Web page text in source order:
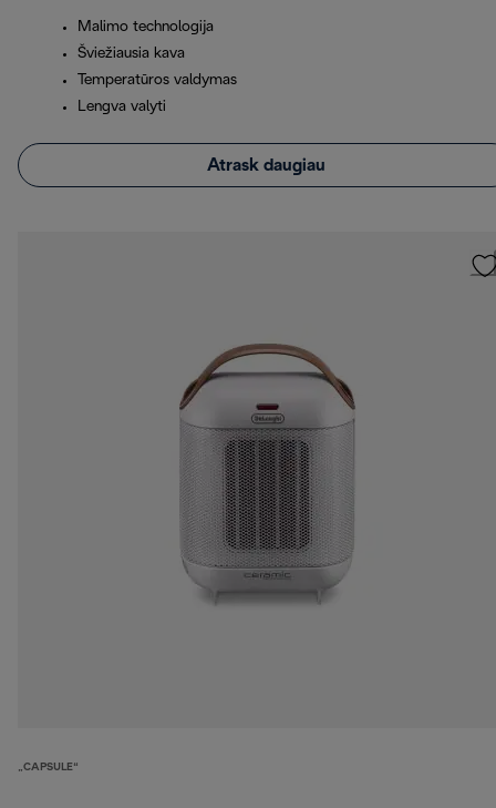
Malimo technologija
Šviežiausia kava
Temperatūros valdymas
Lengva valyti
Atrask daugiau
„CAPSULE“